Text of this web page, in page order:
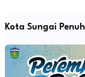
Kota Sungai Penuh